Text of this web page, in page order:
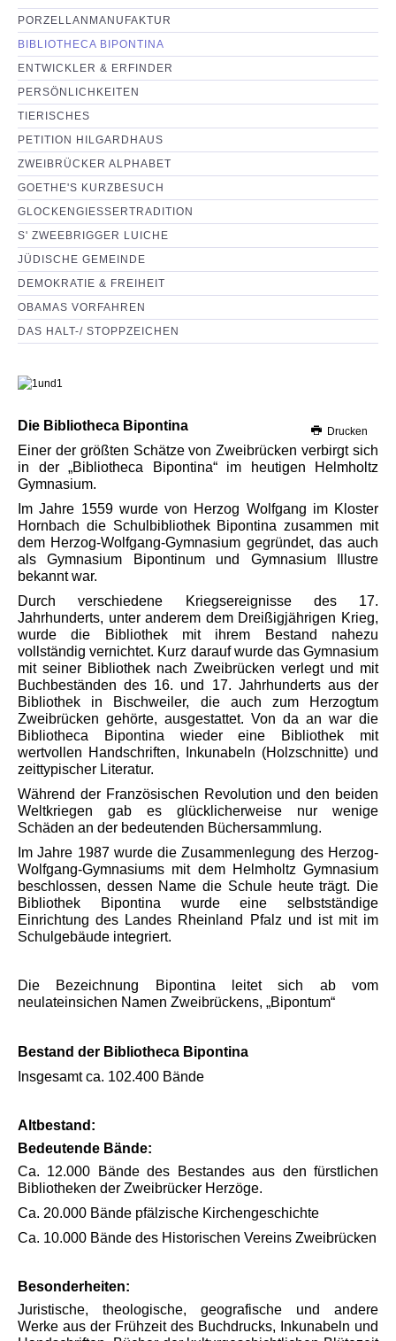
PORZELLANMANUFAKTUR
BIBLIOTHECA BIPONTINA
ENTWICKLER & ERFINDER
PERSÖNLICHKEITEN
TIERISCHES
PETITION HILGARDHAUS
ZWEIBRÜCKER ALPHABET
GOETHE'S KURZBESUCH
GLOCKENGIESSERTRADITION
S' ZWEEBRIGGER LUICHE
JÜDISCHE GEMEINDE
DEMOKRATIE & FREIHEIT
OBAMAS VORFAHREN
DAS HALT-/ STOPPZEICHEN
Drucken
Die Bibliotheca Bipontina
Einer der größten Schätze von Zweibrücken verbirgt sich
in der „Bibliotheca Bipontina“ im heutigen Helmholtz
Gymnasium.
Im Jahre 1559 wurde von Herzog Wolfgang im Kloster
Hornbach die Schulbibliothek Bipontina zusammen mit
dem Herzog-Wolfgang-Gymnasium gegründet, das auch
als Gymnasium Bipontinum und Gymnasium Illustre
bekannt war.
Durch verschiedene Kriegsereignisse des 17.
Jahrhunderts, unter anderem dem Dreißigjährigen Krieg,
wurde die Bibliothek mit ihrem Bestand nahezu
vollständig vernichtet. Kurz darauf wurde das Gymnasium
mit seiner Bibliothek nach Zweibrücken verlegt und mit
Buchbeständen des 16. und 17. Jahrhunderts aus der
Bibliothek in Bischweiler, die auch zum Herzogtum
Zweibrücken gehörte, ausgestattet. Von da an war die
Bibliotheca Bipontina wieder eine Bibliothek mit
wertvollen Handschriften, Inkunabeln (Holzschnitte) und
zeittypischer Literatur.
Während der Französischen Revolution und den beiden
Weltkriegen gab es glücklicherweise nur wenige
Schäden an der bedeutenden Büchersammlung.
Im Jahre 1987 wurde die Zusammenlegung des Herzog-
Wolfgang-Gymnasiums mit dem Helmholtz Gymnasium
beschlossen, dessen Name die Schule heute trägt. Die
Bibliothek Bipontina wurde eine selbstständige
Einrichtung des Landes Rheinland Pfalz und ist mit im
Schulgebäude integriert.
Die Bezeichnung Bipontina leitet sich ab vom
neulateinsichen Namen Zweibrückens, „Bipontum“
Bestand der Bibliotheca Bipontina
Insgesamt ca. 102.400 Bände
Altbestand:
Bedeutende Bände:
Ca. 12.000 Bände des Bestandes aus den fürstlichen
Bibliotheken der Zweibrücker Herzöge.
Ca. 20.000 Bände pfälzische Kirchengeschichte
Ca. 10.000 Bände des Historischen Vereins Zweibrücken
Besonderheiten:
Juristische, theologische, geografische und andere
Werke aus der Frühzeit des Buchdrucks, Inkunabeln und